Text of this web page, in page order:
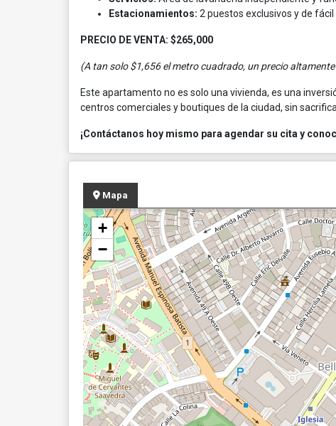
Estacionamientos: 2 puestos exclusivos y de fácil
PRECIO DE VENTA: $265,000
(A tan solo $1,656 el metro cuadrado, un precio
Este apartamento no es solo una vivienda, es una
centros comerciales y boutiques de la ciudad, sin
¡Contáctanos hoy mismo para agendar su cita y
Mapa
+
−